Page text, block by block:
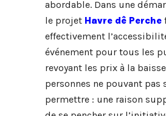
abordable. Dans une
le projet Havre dê Perche
effectivement
événement pour tous les
revoyant les prix à la
personnes ne pouvant pas
permettre : une raison